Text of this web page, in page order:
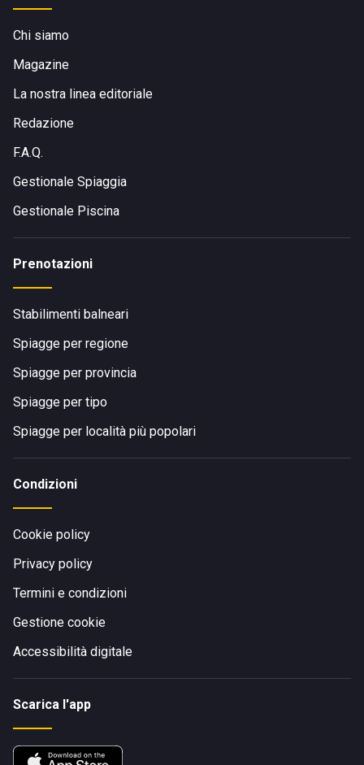
Chi siamo
Magazine
La nostra linea editoriale
Redazione
F.A.Q.
Gestionale Spiaggia
Gestionale Piscina
Prenotazioni
Stabilimenti balneari
Spiagge per regione
Spiagge per provincia
Spiagge per tipo
Spiagge per località più popolari
Condizioni
Cookie policy
Privacy policy
Termini e condizioni
Gestione cookie
Accessibilità digitale
Scarica l'app